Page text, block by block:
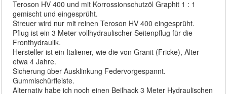
Teroson HV 400 und mit Korrossionschutzöl Graphit 1 : 1
gemischt und eingesprüht.
Streuer wird nur mit reinen Teroson HV 400 eingesprüht.
Pflug ist ein 3 Meter vollhydraulischer Seitenpflug für die
Fronthydraulik.
Hersteller ist ein Italiener, wie die von Granit (Fricke), Alter
etwa 4 Jahre.
Sicherung über Ausklinkung Federvorgespannt.
Gummischürfleiste.
Alternativ habe ich noch einen Beilhack 3 Meter Hydraulischen